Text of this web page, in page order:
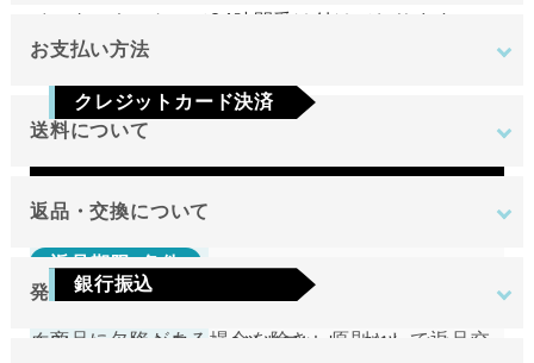
インターネットにて24時間受け付けております。
日のみです。
お支払い方法
クレジットカード決済
Visa Mastercard JCB
AMEX
銀行振込
ご注文確定後7日以内に指定の口座へお振込みを
送料について
地域
東北
関東
返品・交換について
返品期限･条件
切り売り商品やメーカー取り寄せ商品の場合、著し
く商品に欠陥がある場合を除き、原則として返品交
発送について
原則として注文日より2営業日以内に発送いたしま